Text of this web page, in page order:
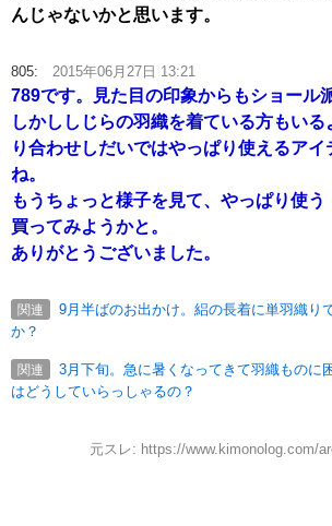
んじゃないかと思います。
805: 2015年06月27日 13:21
789です。見た目の印象からもショール
しかししじらの羽織を着ている方もいる
り合わせしだいではやっぱり使えるア
ね。
もうちょっと様子を見て、やっぱり使
買ってみようかと。
ありがとうございました。
関連
9月半ばのお出かけ。絽の長着に単羽織り
か？
関連
3月下旬。急に暑くなってきて羽織ものに
はどうしていらっしゃるの？
元スレ: https://www.kimonolog.com/